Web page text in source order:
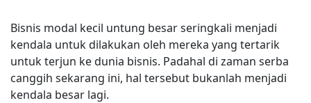
Bisnis modal kecil untung besar seringkali menjadi
kendala untuk dilakukan oleh mereka yang tertarik
untuk terjun ke dunia bisnis. Padahal di zaman serba
canggih sekarang ini, hal tersebut bukanlah menjadi
kendala besar lagi.